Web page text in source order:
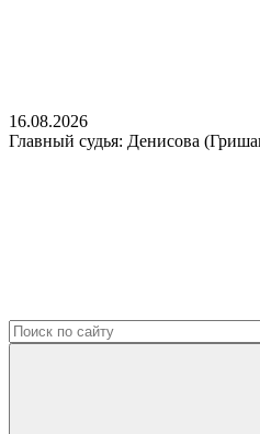
16.08.2026
Главный судья: Денисова